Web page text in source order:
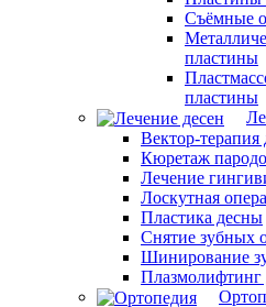
Съёмные
пластины
пластины
Вектор-терапия
Кюретаж
Лечение
Лоскутная
Пластика десны
Снятие зубных
Шинирование
Плазмолифтинг